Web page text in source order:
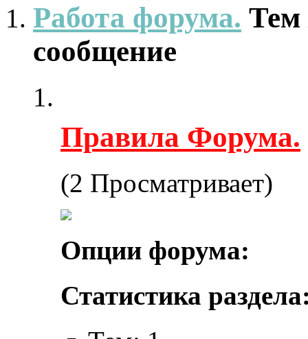
Работа форума.
сообщение
Правила Форума.
(2 Просматривает)
Опции форума:
Статистика